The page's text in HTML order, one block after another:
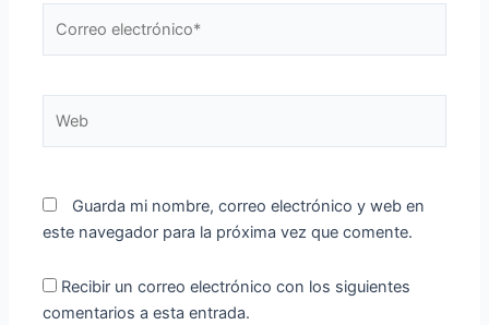
electrónico*
Guarda mi nombre, correo electrónico y web en
este navegador para la próxima vez que comente.
Recibir un correo electrónico con los siguientes
comentarios a esta entrada.